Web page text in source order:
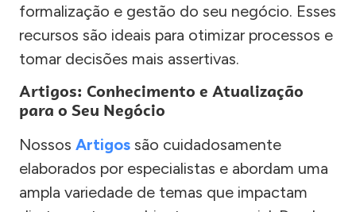
formalização e gestão do seu negócio. Esses
recursos são ideais para otimizar processos e
tomar decisões mais assertivas.
Artigos: Conhecimento e Atualização
para o Seu Negócio
Nossos Artigos são cuidadosamente
elaborados por especialistas e abordam uma
ampla variedade de temas que impactam